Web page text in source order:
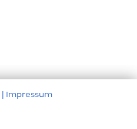
| Impressum